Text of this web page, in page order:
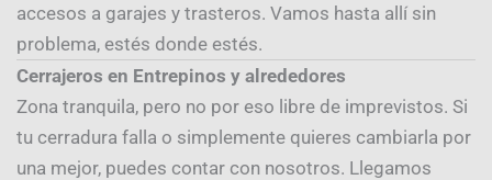
accesos a garajes y trasteros. Vamos hasta allí sin
problema, estés donde estés.
Cerrajeros en Entrepinos y alrededores
Zona tranquila, pero no por eso libre de imprevistos. Si
tu cerradura falla o simplemente quieres cambiarla por
una mejor, puedes contar con nosotros. Llegamos